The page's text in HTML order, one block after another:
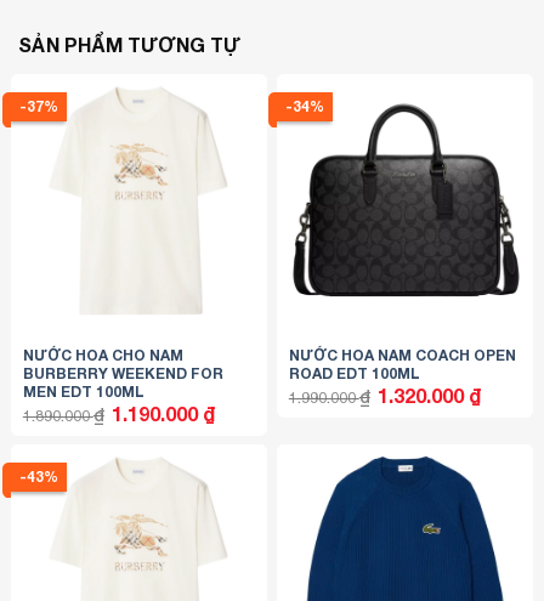
SẢN PHẨM TƯƠNG TỰ
-37%
NƯỚC HOA CHO NAM
BURBERRY WEEKEND FOR
MEN EDT 100ML
1.890.000₫ Giá
gốc
1.190.000 ₫Giá
hiện
-34%
NƯỚC HOA NAM COACH OPEN
ROAD EDT 100ML
1.990.000₫ Giá
gốc
1.320.000 ₫Giá
hiện
-43%